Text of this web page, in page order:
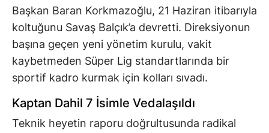
Başkan Baran Korkmazoğlu, 21 Haziran itibarıyla
koltuğunu Savaş Balçık’a devretti. Direksiyonun
başına geçen yeni yönetim kurulu, vakit
kaybetmeden Süper Lig standartlarında bir
sportif kadro kurmak için kolları sıvadı.
Kaptan Dahil 7 İsimle Vedalaşıldı
Teknik heyetin raporu doğrultusunda radikal